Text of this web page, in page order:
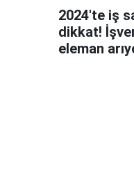
2024'te iş
dikkat!
eleman